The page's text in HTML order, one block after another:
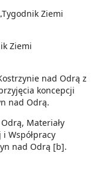
Ziemi
Ziemi
nad Odrą z
koncepcji
nad Odrą.
Materiały
Współpracy
nad Odrą [b].